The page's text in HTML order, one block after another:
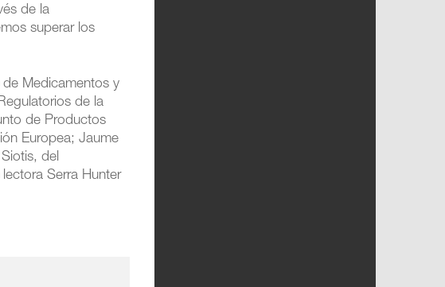
de la
superar los
Medicamentos y
de la
de Productos
Europea; Jaume
del
Serra Hunter